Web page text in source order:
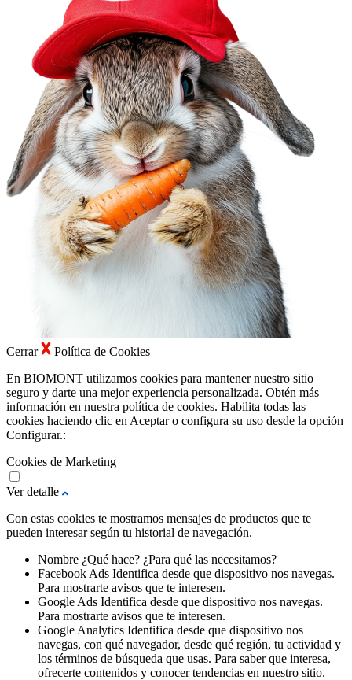
Cerrar
Política de Cookies
En BIOMONT utilizamos cookies para mantener nuestro sitio
seguro y darte una mejor experiencia personalizada. Obtén más
información en nuestra política de cookies. Habilita todas las
cookies haciendo clic en Aceptar o configura su uso desde la opción
Configurar.:
Cookies de Marketing
Ver detalle
Con estas cookies te mostramos mensajes de productos que te
pueden interesar según tu historial de navegación.
Nombre ¿Qué hace? ¿Para qué las necesitamos?
Facebook Ads Identifica desde que dispositivo nos navegas.
Para mostrarte avisos que te interesen.
Google Ads Identifica desde que dispositivo nos navegas.
Para mostrarte avisos que te interesen.
Google Analytics Identifica desde que dispositivo nos
navegas, con qué navegador, desde qué región, tu actividad y
los términos de búsqueda que usas. Para saber que interesa,
ofrecerte contenidos y conocer tendencias en nuestro sitio.